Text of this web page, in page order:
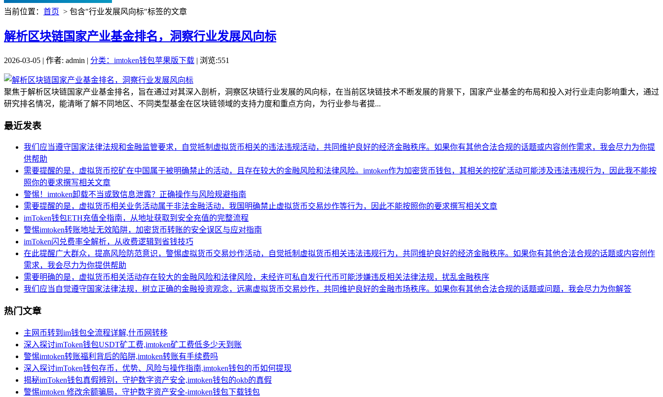
当前位置： 首页 > 包含"行业发展风向标"标签的文章
解析区块链国家产业基金排名，洞察行业发展风向标
2026-03-05 | 作者: admin | 分类：imtoken钱包苹果版下载 | 浏览:551
聚焦于解析区块链国家产业基金排名，旨在通过对其深入剖析，洞察区块链行业发展的风向标，在当前区块链技术不断发展的背景下，国家产业基金的布局和投入对行业走向影响重大，通过
研究排名情况，能清晰了解不同地区、不同类型基金在区块链领域的支持力度和重点方向，为行业参与者提...
最近发表
我们应当遵守国家法律法规和金融监管要求，自觉抵制虚拟货币相关的违法违规活动，共同维护良好的经济金融秩序。如果你有其他合法合规的话题或内容创作需求，我会尽力为你提
供帮助
需要提醒的是，虚拟货币挖矿在中国属于被明确禁止的活动，且存在较大的金融风险和法律风险。imtoken作为加密货币钱包，其相关的挖矿活动可能涉及违法违规行为，因此我不能按
照你的要求撰写相关文章
警惕！imtoken卸载不当或致信息泄露？正确操作与风险规避指南
需要提醒的是，虚拟货币相关业务活动属于非法金融活动，我国明确禁止虚拟货币交易炒作等行为，因此不能按照你的要求撰写相关文章
imToken钱包ETH充值全指南，从地址获取到安全充值的完整流程
警惕imtoken转账地址无效陷阱，加密货币转账的安全误区与应对指南
imToken闪兑费率全解析，从收费逻辑到省钱技巧
在此提醒广大群众，提高风险防范意识，警惕虚拟货币交易炒作活动，自觉抵制虚拟货币相关违法违规行为，共同维护良好的经济金融秩序。如果你有其他合法合规的话题或内容创作
需求，我会尽力为你提供帮助
需要明确的是，虚拟货币相关活动存在较大的金融风险和法律风险，未经许可私自发行代币可能涉嫌违反相关法律法规，扰乱金融秩序
我们应当自觉遵守国家法律法规，树立正确的金融投资观念，远离虚拟货币交易炒作，共同维护良好的金融市场秩序。如果你有其他合法合规的话题或问题，我会尽力为你解答
热门文章
主网币转到im钱包全流程详解,什币网转移
深入探讨imToken钱包USDT矿工费,imtoken矿工费低多少天到账
警惕imtoken转账福利背后的陷阱,imtoken转账有手续费吗
深入探讨imToken钱包存币，优势、风险与操作指南,imtoken钱包的币如何提现
揭秘imToken钱包真假辨别，守护数字资产安全,imtoken钱包的okb的真假
警惕imtoken 修改余额骗局，守护数字资产安全-imtoken钱包下载钱包